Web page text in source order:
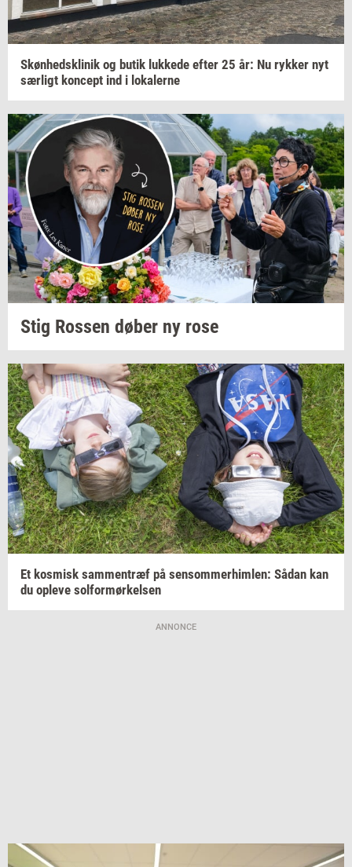
Skøn­heds­kli­nik og butik luk­ke­de efter 25 år: Nu ryk­ker nyt
sær­ligt kon­cept ind i lo­ka­ler­ne
Stig Ros­sen døber ny rose
Et kos­misk sam­men­træf på sen­som­mer­him­len: Sådan kan
du op­le­ve sol­for­mør­kel­sen
ANNONCE